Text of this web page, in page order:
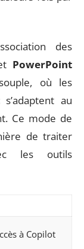
des
PowerPoint
où les
s’adaptent au
Ce mode de
de traiter
les outils
à Copilot